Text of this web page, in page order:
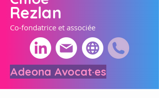
Rezlan
Co-fondatrice et associée
Adeona Avocat·es